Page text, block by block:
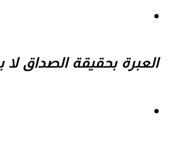
العبرة بحقيقة الصداق لا